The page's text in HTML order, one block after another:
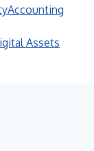
Accounting
Assets